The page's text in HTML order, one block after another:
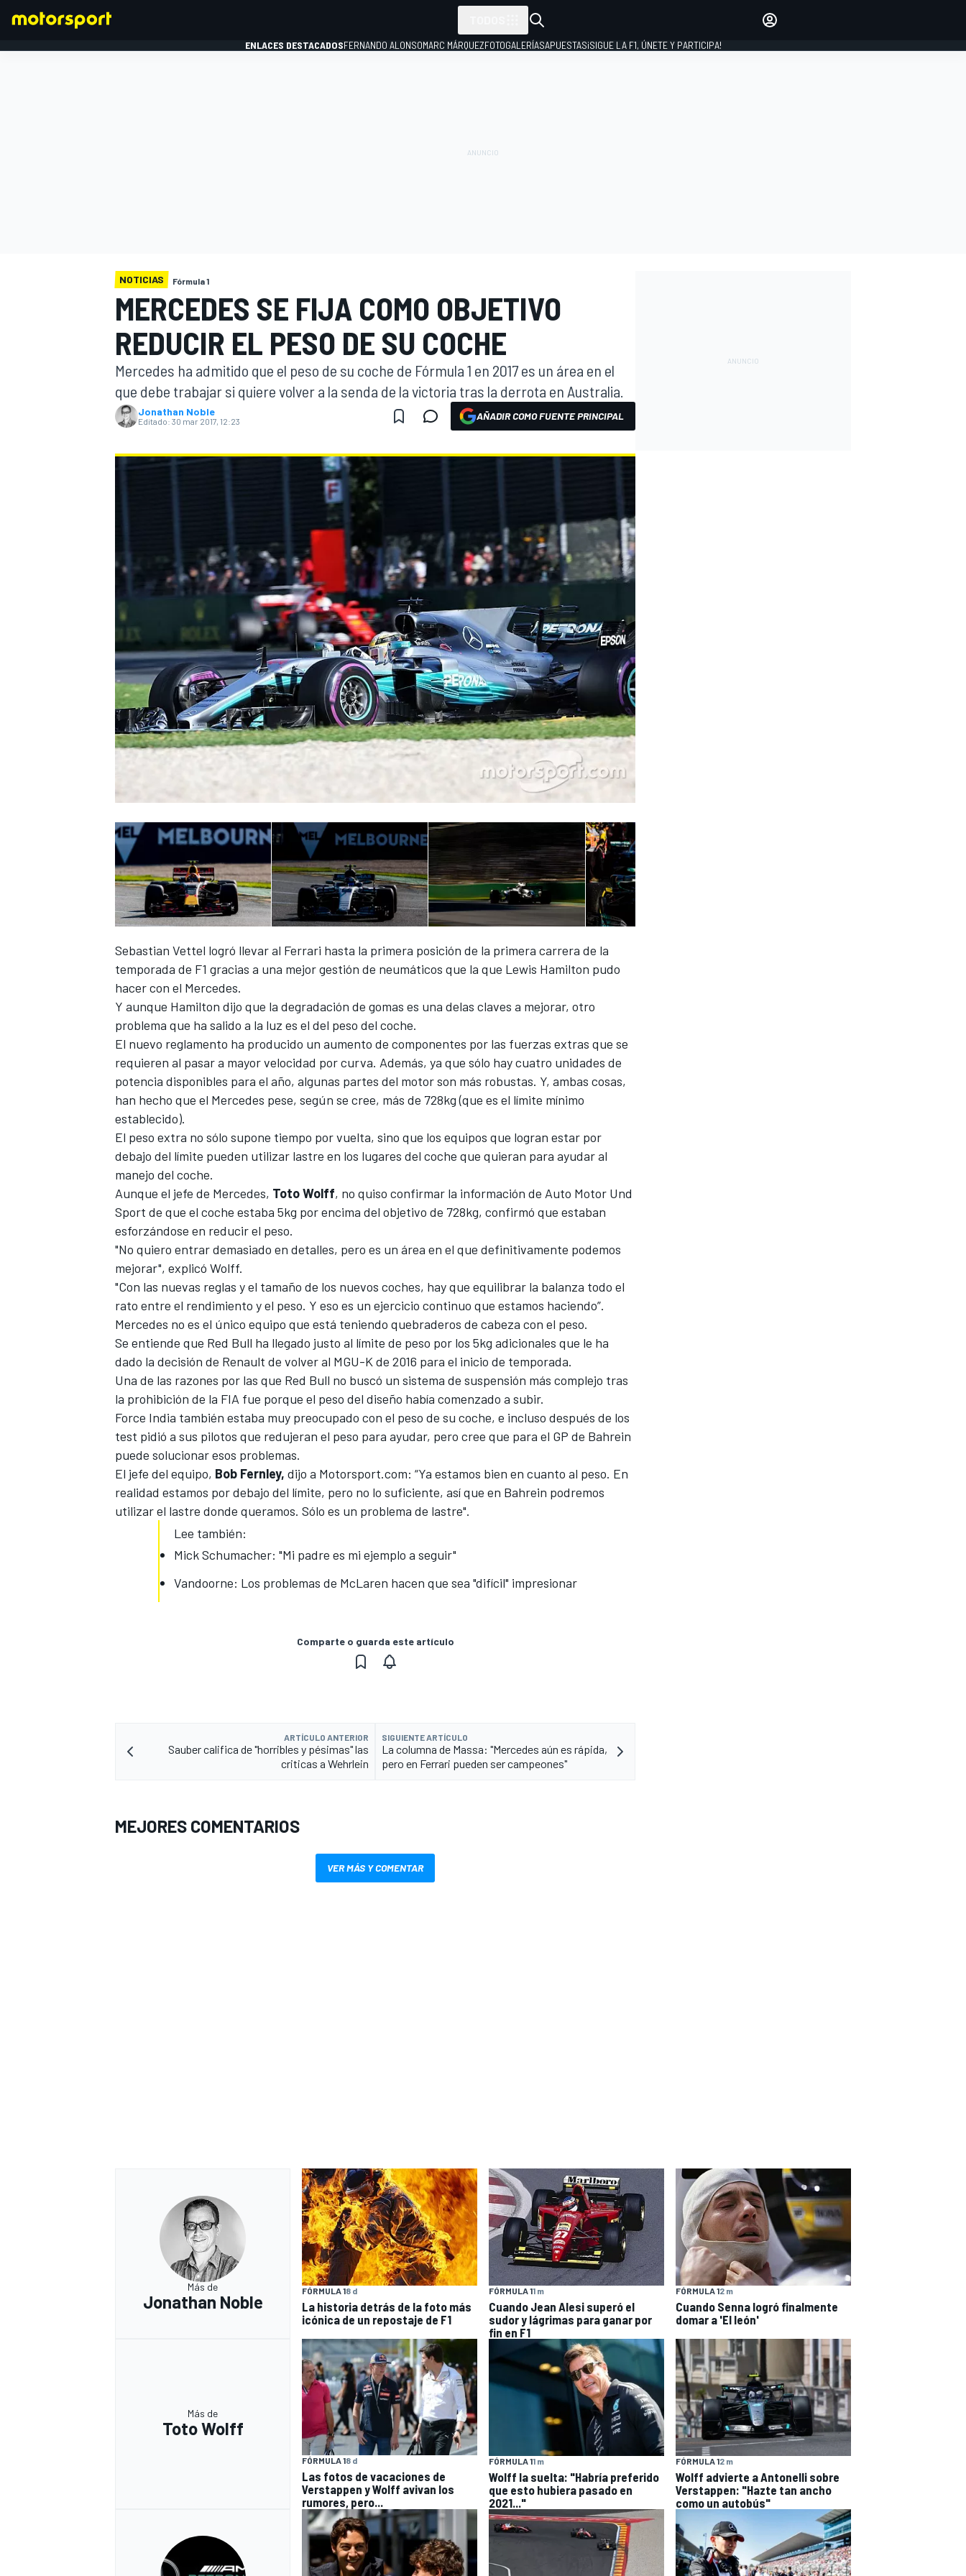
WEC FÓRMULA E
MÁS CATEGORÍAS
ENLACES DESTACADOSFERNANDO ALONSOMARC MÁRQUEZFOTOGALERÍASAPUESTAS¡SIGUE LA F1, ÚNETE Y PARTICIPA!
NOTICIAS Fórmula 1
MERCEDES SE FIJA COMO OBJETIVO
REDUCIR EL PESO DE SU COCHE
Mercedes ha admitido que el peso de su coche de Fórmula 1 en 2017 es un área en el
que debe trabajar si quiere volver a la senda de la victoria tras la derrota en Australia.
Jonathan Noble
Editado: 30 mar 2017, 12:23 AÑADIR COMO FUENTE PRINCIPAL
Sebastian Vettel logró llevar al Ferrari hasta la primera posición de la primera carrera de la
temporada de F1 gracias a una mejor gestión de neumáticos que la que Lewis Hamilton pudo
hacer con el Mercedes.
Y aunque Hamilton dijo que la degradación de gomas es una delas claves a mejorar, otro
problema que ha salido a la luz es el del peso del coche.
El nuevo reglamento ha producido un aumento de componentes por las fuerzas extras que se
requieren al pasar a mayor velocidad por curva. Además, ya que sólo hay cuatro unidades de
potencia disponibles para el año, algunas partes del motor son más robustas. Y, ambas cosas,
han hecho que el Mercedes pese, según se cree, más de 728kg (que es el límite mínimo
establecido).
El peso extra no sólo supone tiempo por vuelta, sino que los equipos que logran estar por
debajo del límite pueden utilizar lastre en los lugares del coche que quieran para ayudar al
manejo del coche.
Aunque el jefe de Mercedes, Toto Wolff, no quiso confirmar la información de Auto Motor Und
Sport de que el coche estaba 5kg por encima del objetivo de 728kg, confirmó que estaban
esforzándose en reducir el peso.
"No quiero entrar demasiado en detalles, pero es un área en el que definitivamente podemos
mejorar", explicó Wolff.
"Con las nuevas reglas y el tamaño de los nuevos coches, hay que equilibrar la balanza todo el
rato entre el rendimiento y el peso. Y eso es un ejercicio continuo que estamos haciendo”.
Mercedes no es el único equipo que está teniendo quebraderos de cabeza con el peso.
Se entiende que Red Bull ha llegado justo al límite de peso por los 5kg adicionales que le ha
dado la decisión de Renault de volver al MGU-K de 2016 para el inicio de temporada.
Una de las razones por las que Red Bull no buscó un sistema de suspensión más complejo tras
la prohibición de la FIA fue porque el peso del diseño había comenzado a subir.
Force India también estaba muy preocupado con el peso de su coche, e incluso después de los
test pidió a sus pilotos que redujeran el peso para ayudar, pero cree que para el GP de Bahrein
puede solucionar esos problemas.
El jefe del equipo, Bob Fernley, dijo a Motorsport.com: “Ya estamos bien en cuanto al peso. En
realidad estamos por debajo del límite, pero no lo suficiente, así que en Bahrein podremos
utilizar el lastre donde queramos. Sólo es un problema de lastre".
Lee también:
Mick Schumacher: "Mi padre es mi ejemplo a seguir"
Vandoorne: Los problemas de McLaren hacen que sea "difícil" impresionar
Comparte o guarda este artículo
ARTÍCULO ANTERIOR
Sauber califica de "horribles y pésimas" las
criticas a Wehrlein
SIGUIENTE ARTÍCULO
La columna de Massa: "Mercedes aún es rápida,
pero en Ferrari pueden ser campeones"
MEJORES COMENTARIOS
VER MÁS Y COMENTAR
Más de
Jonathan Noble
FÓRMULA 18 d
La historia detrás de la foto más
icónica de un repostaje de F1
FÓRMULA 11 m
Cuando Jean Alesi superó el
sudor y lágrimas para ganar por
fin en F1
FÓRMULA 12 m
Cuando Senna logró finalmente
domar a 'El león'
Más de
Toto Wolff
FÓRMULA 18 d
Las fotos de vacaciones de
Verstappen y Wolff avivan los
rumores, pero...
FÓRMULA 11 m
Wolff la suelta: "Habría preferido
que esto hubiera pasado en
2021..."
FÓRMULA 12 m
Wolff advierte a Antonelli sobre
Verstappen: "Hazte tan ancho
como un autobús"